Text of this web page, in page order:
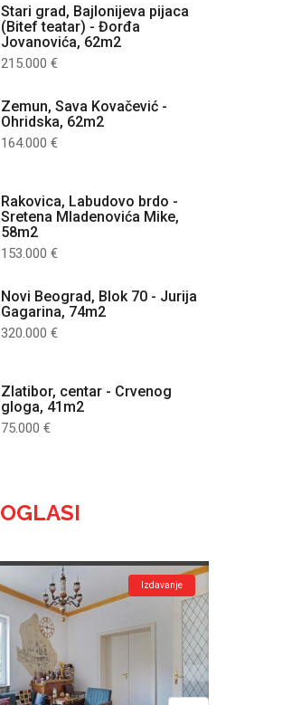
Stari grad, Bajlonijeva pijaca
(Bitef teatar) - Đorđa
Jovanovića, 62m2
215.000 €
Zemun, Sava Kovačević -
Ohridska, 62m2
164.000 €
Rakovica, Labudovo brdo -
Sretena Mladenovića Mike,
58m2
153.000 €
Novi Beograd, Blok 70 - Jurija
Gagarina, 74m2
320.000 €
Zlatibor, centar - Crvenog
gloga, 41m2
75.000 €
OGLASI
Izdavanje